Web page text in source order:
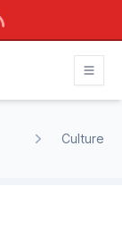
Culture